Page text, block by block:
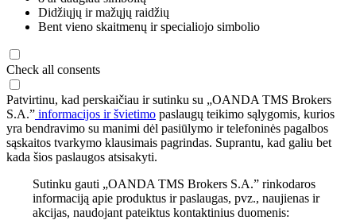
Didžiųjų ir mažųjų raidžių
Bent vieno skaitmenų ir specialiojo simbolio
Check all consents
Patvirtinu, kad perskaičiau ir sutinku su „OANDA TMS Brokers
S.A.” informacijos ir švietimo paslaugų teikimo sąlygomis, kurios
yra bendravimo su manimi dėl pasiūlymo ir telefoninės pagalbos
sąskaitos tvarkymo klausimais pagrindas. Suprantu, kad galiu bet
kada šios paslaugos atsisakyti.
Sutinku gauti „OANDA TMS Brokers S.A.” rinkodaros
informaciją apie produktus ir paslaugas, pvz., naujienas ir
akcijas, naudojant pateiktus kontaktinius duomenis: